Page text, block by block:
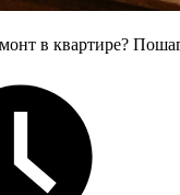
в квартире?